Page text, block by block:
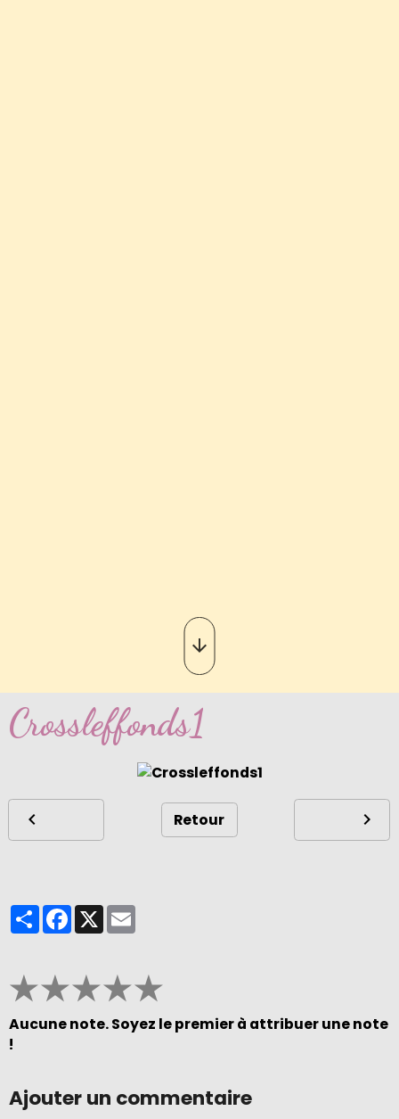
Crossleffonds1
Retour
PartagerFacebook
X
★★★★★
Aucune note. Soyez le premier à attribuer une note
!
Ajouter un commentaire